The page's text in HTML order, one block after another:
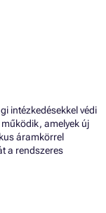
intézkedésekkel védi
amelyek új
áramkörrel
a rendszeres